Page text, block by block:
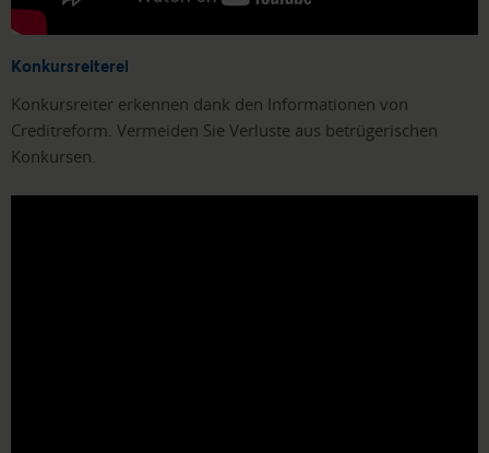
Konkursreiterei
Konkursreiter erkennen dank den Informationen von
Creditreform. Vermeiden Sie Verluste aus betrügerischen
Konkursen.